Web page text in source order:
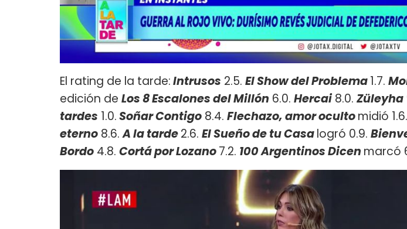
El rating de la tarde:Intrusos 2.5. El Show del Problema1.7.
edición de Los 8 Escalones del Millón 6.0. Hercai8.0. Züleyha
tardes 1.0.Soñar Contigo 8.4. Flechazo, amor ocultomidió 1.6.
eterno 8.6.A la tarde2.6. El Sueño de tu Casalogró 0.9.
Bordo 4.8. Cortá por Lozano7.2. 100 Argentinos Dicen marcó